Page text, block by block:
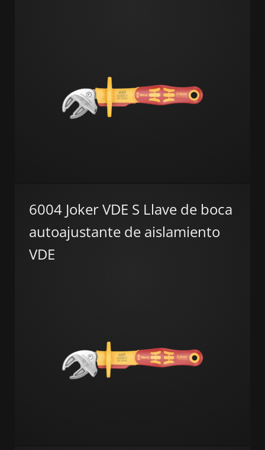
6004 Joker VDE S Llave de boca
autoajustante de aislamiento
VDE